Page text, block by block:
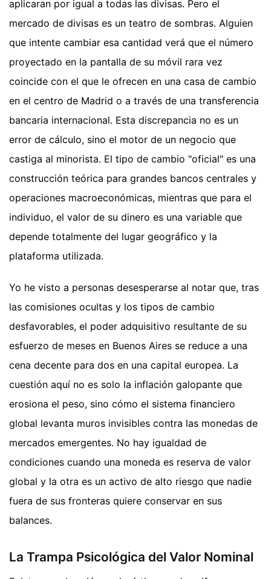
aplicaran por igual a todas las divisas. Pero el
mercado de divisas es un teatro de sombras. Alguien
que intente cambiar esa cantidad verá que el número
proyectado en la pantalla de su móvil rara vez
coincide con el que le ofrecen en una casa de cambio
en el centro de Madrid o a través de una transferencia
bancaria internacional. Esta discrepancia no es un
error de cálculo, sino el motor de un negocio que
castiga al minorista. El tipo de cambio "oficial" es una
construcción teórica para grandes bancos centrales y
operaciones macroeconómicas, mientras que para el
individuo, el valor de su dinero es una variable que
depende totalmente del lugar geográfico y la
plataforma utilizada.
Yo he visto a personas desesperarse al notar que, tras
las comisiones ocultas y los tipos de cambio
desfavorables, el poder adquisitivo resultante de su
esfuerzo de meses en Buenos Aires se reduce a una
cena decente para dos en una capital europea. La
cuestión aquí no es solo la inflación galopante que
erosiona el peso, sino cómo el sistema financiero
global levanta muros invisibles contra las monedas de
mercados emergentes. No hay igualdad de
condiciones cuando una moneda es reserva de valor
global y la otra es un activo de alto riesgo que nadie
fuera de sus fronteras quiere conservar en sus
balances.
La Trampa Psicológica del Valor Nominal